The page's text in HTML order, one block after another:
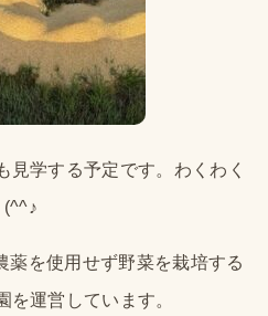
見学する予定です。わくわく
(^^♪
を使用せず野菜を栽培する
を運営しています。